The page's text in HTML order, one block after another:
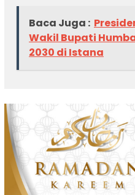
Baca Juga :
Wakil Bupati
2030 di Istana